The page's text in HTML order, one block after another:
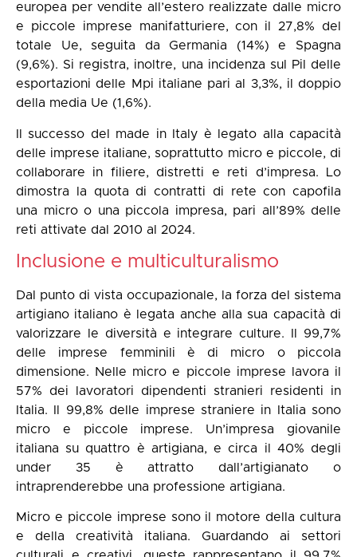
europea per vendite all’estero realizzate dalle micro
e piccole imprese manifatturiere, con il 27,8% del
totale Ue, seguita da Germania (14%) e Spagna
(9,6%). Si registra, inoltre, una incidenza sul Pil delle
esportazioni delle Mpi italiane pari al 3,3%, il doppio
della media Ue (1,6%).
Il successo del made in Italy è legato alla capacità
delle imprese italiane, soprattutto micro e piccole, di
collaborare in filiere, distretti e reti d’impresa. Lo
dimostra la quota di contratti di rete con capofila
una micro o una piccola impresa, pari all’89% delle
reti attivate dal 2010 al 2024.
Inclusione e multiculturalismo
Dal punto di vista occupazionale, la forza del sistema
artigiano italiano è legata anche alla sua capacità di
valorizzare le diversità e integrare culture. Il 99,7%
delle imprese femminili è di micro o piccola
dimensione. Nelle micro e piccole imprese lavora il
57% dei lavoratori dipendenti stranieri residenti in
Italia. Il 99,8% delle imprese straniere in Italia sono
micro e piccole imprese. Un’impresa giovanile
italiana su quattro è artigiana, e circa il 40% degli
under 35 è attratto dall’artigianato o
intraprenderebbe una professione artigiana.
Micro e piccole imprese sono il motore della cultura
e della creatività italiana. Guardando ai settori